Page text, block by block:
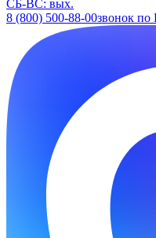
СБ-ВС: вых.
8 (800) 500-88-00звонок по